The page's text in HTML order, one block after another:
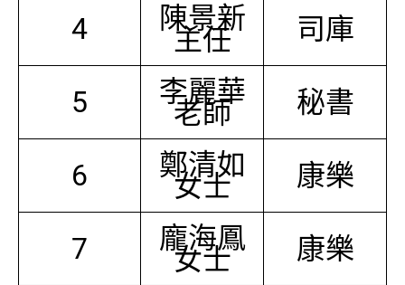
4 陳景新
主任 司庫
5 李麗華
老師 秘書
6 鄭清如
女士 康樂
7 龐海鳳
女士 康樂